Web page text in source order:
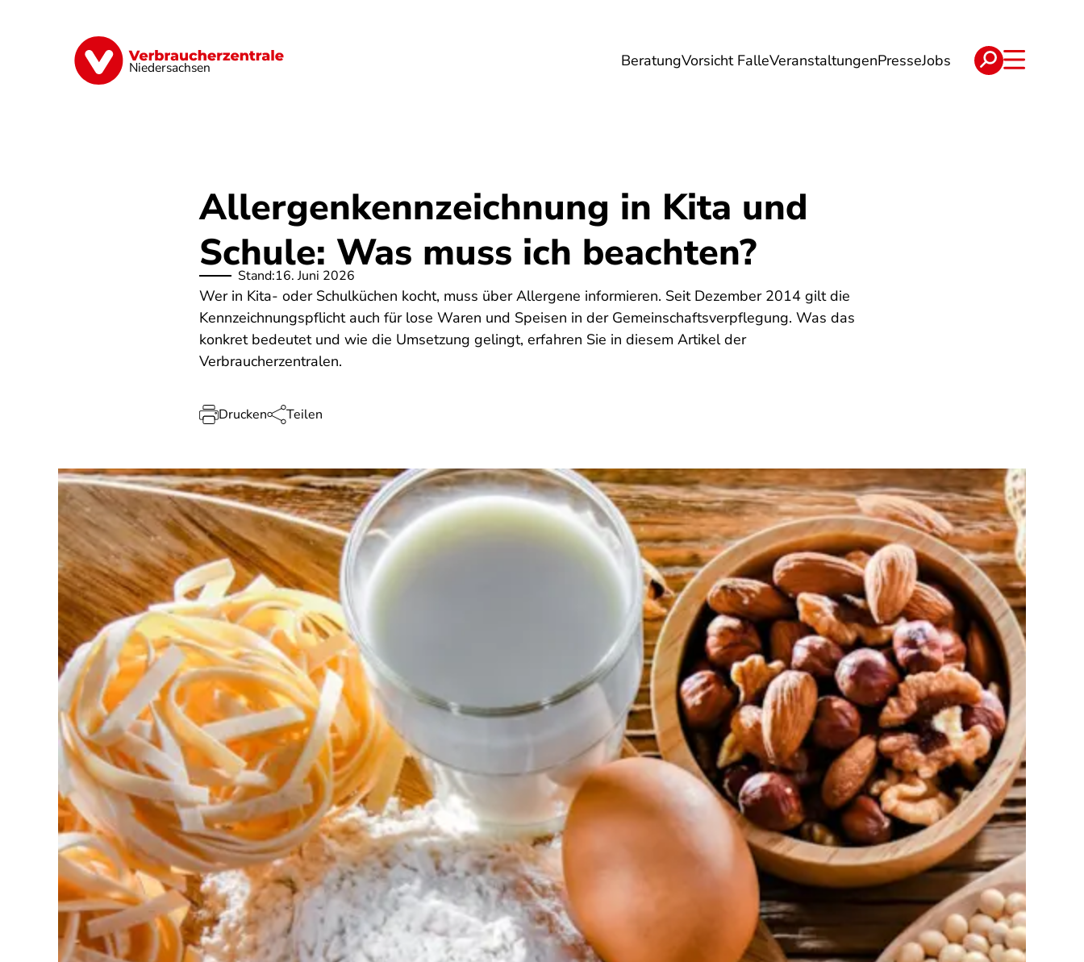
Niedersachsen BeratungVorsicht FalleVeranstaltungenPresseJobs
Digitale Welt Energie Geld & Versicherungen Ernährung Reise Verträge & Reklamation
Allergenkennzeichnung in Kita und
Schule: Was muss ich beachten?
Stand:16. Juni 2026
Wer in Kita- oder Schulküchen kocht, muss über Allergene informieren. Seit Dezember 2014 gilt die
Kennzeichnungspflicht auch für lose Waren und Speisen in der Gemeinschaftsverpflegung. Was das
konkret bedeutet und wie die Umsetzung gelingt, erfahren Sie in diesem Artikel der
Verbraucherzentralen.
Drucken Teilen